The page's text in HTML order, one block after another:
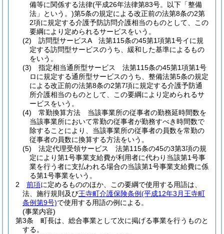
備等に関係する法律(平成26年法律第83号。以下「整備
法」という。)第5条の規定による改正前の法第8条の2第
2項に規定する介護予防訪問介護相当のものとして、この
要綱により定められるサービスをいう。
(2)
訪問型サービスA 法第115条の45第1項第1号イに規
定する訪問型サービスのうち、緩和した基準によるもの
をいう。
(3)
指定相当通所型サービス 法第115条の45第1項第1号
ロに規定する通所型サービスのうち、整備法第5条の規定
による改正前の法第8条の2第7項に規定する介護予防通
所介護相当のものとして、この要綱により定められるサ
ービスをいう。
(4)
常勤換算方法 当該事業所の従事者の勤務延時間数を
当該事業所において常勤の従事者が勤務すべき時間数で
除することにより、当該事業所の従事者の員数を常勤の
従事者の員数に換算する方法をいう。
(5)
法定代理受領サービス 法第115条の45の3第3項の規
定により第1号事業支給費が利用者に代わり当該第1号事
業を行う者に支払われる場合の当該第1号事業支給費に係
る第1号事業をいう。
2
前項に定めるもののほか、この要綱で使用する用語は、
法、施行規則及び王寺町介護保険条例(平成12年3月王寺町
条例第9号)で使用する用語の例による。
(事業内容)
第3条
町長は、総合事業として次に掲げる事業を行うものと
する。